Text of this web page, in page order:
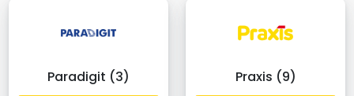
Paradigit (3) Praxis (9)